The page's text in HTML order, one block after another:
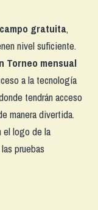
gratuita,
nivel suficiente.
Torneo mensual
a la tecnología
tendrán acceso
manera divertida.
el logo de la
pruebas